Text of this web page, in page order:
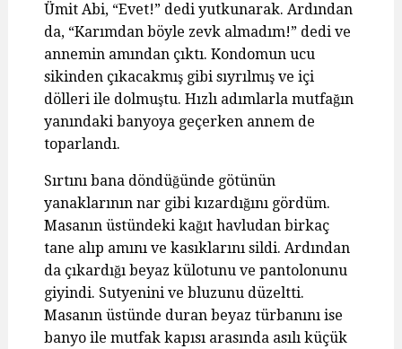
Ümit Abi, “Evet!” dedi yutkunarak. Ardından
da, “Karımdan böyle zevk almadım!” dedi ve
annemin amından çıktı. Kondomun ucu
sikinden çıkacakmış gibi sıyrılmış ve içi
dölleri ile dolmuştu. Hızlı adımlarla mutfağın
yanındaki banyoya geçerken annem de
toparlandı.
Sırtını bana döndüğünde götünün
yanaklarının nar gibi kızardığını gördüm.
Masanın üstündeki kağıt havludan birkaç
tane alıp amını ve kasıklarını sildi. Ardından
da çıkardığı beyaz külotunu ve pantolonunu
giyindi. Sutyenini ve bluzunu düzeltti.
Masanın üstünde duran beyaz türbanını ise
banyo ile mutfak kapısı arasında asılı küçük